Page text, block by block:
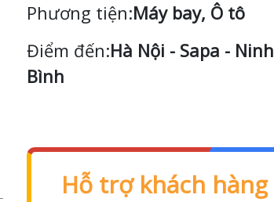
Phương tiện:Máy bay, Ô tô
Điểm đến:Hà Nội - Sapa - Ninh
Bình
Hỗ trợ khách hàng